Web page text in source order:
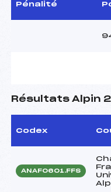
Pénalité
Résultats Alpin
Codex
ANAF0601.FFS